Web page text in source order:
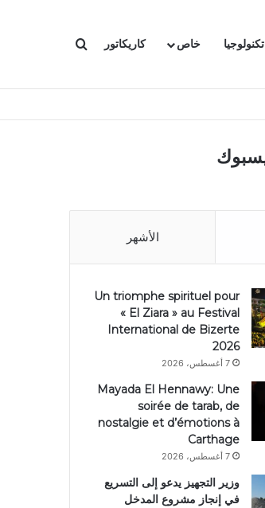
تكنولوجيا خاص كاريكاتور بحث عن
الأشهر
Un triomphe spirituel pour
« El Ziara » au Festival
International de Bizerte
2026
7 أغسطس، 2026
Mayada El Hennawy: Une
soirée de tarab, de
nostalgie et d’émotions à
Carthage
7 أغسطس، 2026
وزير التجهيز يدعو إلى التسريع
في إنجاز مشروع المدخل